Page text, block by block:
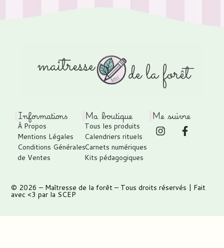
Informations
À Propos
Mentions Légales
Conditions Générales
de Ventes
Ma boutique
Tous les produits
Calendriers rituels
Carnets numériques
Kits pédagogiques
Me suivre
© 2026 – Maîtresse de la forêt – Tous droits réservés | Fait
avec <3 par la SCEP